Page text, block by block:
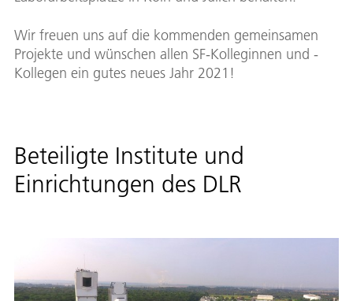
Wir freuen uns auf die kommenden gemeinsamen
Projekte und wünschen allen SF-Kolleginnen und -
Kollegen ein gutes neues Jahr 2021!
Beteiligte Institute und
Einrichtungen des DLR